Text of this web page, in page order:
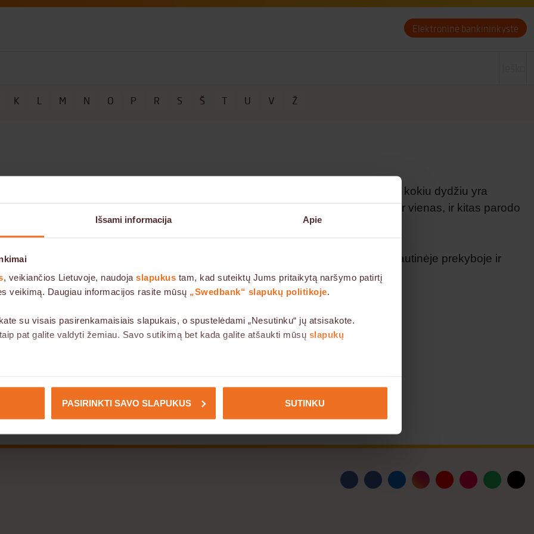
Išsami informacija Apie
, veikiančios Lietuvoje, naudoja slapukus tam, kad suteiktų Jums pritaikytą naršymo patirtį
veikimą. Daugiau informacijos rasite mūsų „Swedbank“ slapukų politikoje.
su visais pasirenkamaisiais slapukais, o spustelėdami „Nesutinku“ jų atsisakote.
pat galite valdyti žemiau. Savo sutikimą bet kada galite atšaukti mūsų slapukų
PASIRINKTI SAVO SLAPUKUS SUTINKU
Elektroninė bankininkystė
K L M N O P R S Š T U V Ž
savikaina. Antkainis dažniausiai išreiškiamas procentais ir parodo, kokiu dydžiu yra
ar pagaminimo kaina. Esminio skirtumo tarp antkainio ir maržos nėra, nes ir vienas, ir kitas parodo
prekybos sektoriuje, palyginti su terminu „marža“, kuris populiarus tarptautinėje prekyboje ir